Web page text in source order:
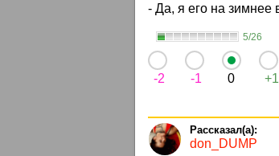
- Да, я его на зимнее
5/26
-2 -1 0 +1
don_DUMP